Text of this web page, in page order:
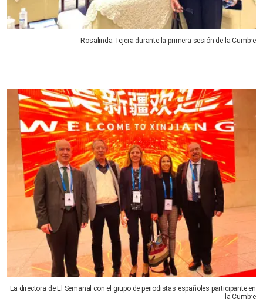
Rosalinda Tejera durante la primera sesión de la Cumbre
La directora de El Semanal con el grupo de periodistas españoles participante en
la Cumbre